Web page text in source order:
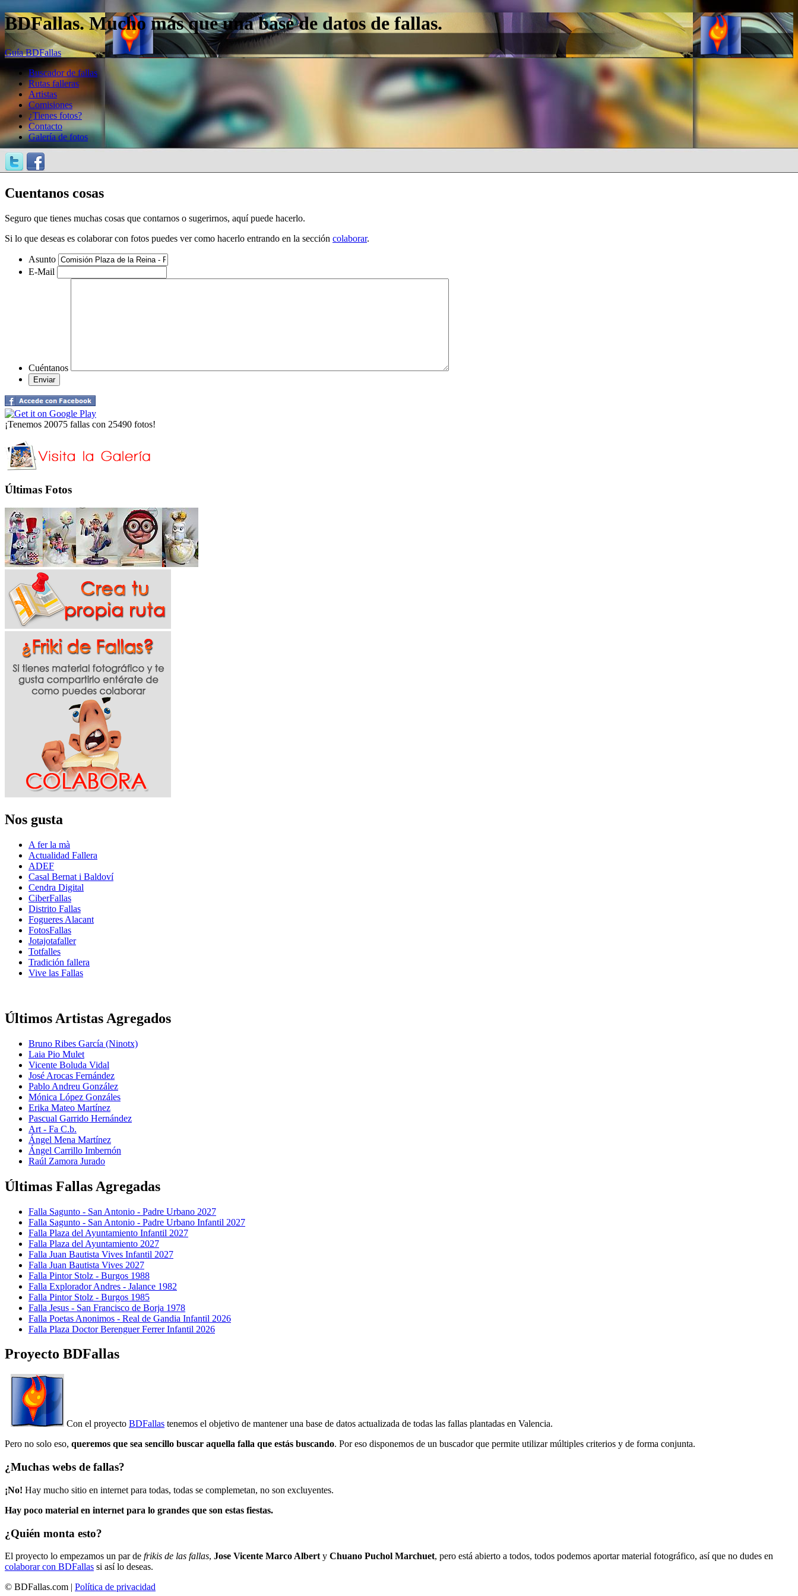
BDFallas. Mucho más que una base de datos de fallas.
Guía BDFallas
Buscador de fallas
Rutas falleras
Artistas
Comisiones
¿Tienes fotos?
Contacto
Galería de fotos
Cuentanos cosas
Seguro que tienes muchas cosas que contarnos o sugerirnos, aquí puede hacerlo.
Si lo que deseas es colaborar con fotos puedes ver como hacerlo entrando en la sección colaborar.
Asunto
E-Mail
Cuéntanos
¡Tenemos 20075 fallas con 25490 fotos!
Últimas Fotos
Nos gusta
A fer la mà
Actualidad Fallera
ADEF
Casal Bernat i Baldoví
Cendra Digital
CiberFallas
Distrito Fallas
Fogueres Alacant
FotosFallas
Jotajotafaller
Totfalles
Tradición fallera
Vive las Fallas
Últimos Artistas Agregados
Bruno Ribes García (Ninotx)
Laia Pio Mulet
Vicente Boluda Vidal
José Arocas Fernández
Pablo Andreu González
Mónica López Gonzáles
Erika Mateo Martínez
Pascual Garrido Hernández
Art - Fa C.b.
Ángel Mena Martínez
Ángel Carrillo Imbernón
Raúl Zamora Jurado
Últimas Fallas Agregadas
Falla Sagunto - San Antonio - Padre Urbano 2027
Falla Sagunto - San Antonio - Padre Urbano Infantil 2027
Falla Plaza del Ayuntamiento Infantil 2027
Falla Plaza del Ayuntamiento 2027
Falla Juan Bautista Vives Infantil 2027
Falla Juan Bautista Vives 2027
Falla Pintor Stolz - Burgos 1988
Falla Explorador Andres - Jalance 1982
Falla Pintor Stolz - Burgos 1985
Falla Jesus - San Francisco de Borja 1978
Falla Poetas Anonimos - Real de Gandia Infantil 2026
Falla Plaza Doctor Berenguer Ferrer Infantil 2026
Proyecto BDFallas
Con el proyecto BDFallas tenemos el objetivo de mantener una base de datos actualizada de todas las fallas plantadas en Valencia.
Pero no solo eso, queremos que sea sencillo buscar aquella falla que estás buscando. Por eso disponemos de un buscador que permite utilizar múltiples criterios y de forma conjunta.
¿Muchas webs de fallas?
¡No! Hay mucho sitio en internet para todas, todas se complemetan, no son excluyentes.
Hay poco material en internet para lo grandes que son estas fiestas.
¿Quién monta esto?
El proyecto lo empezamos un par de frikis de las fallas, Jose Vicente Marco Albert y Chuano Puchol Marchuet, pero está abierto a todos, todos podemos aportar material fotográfico, así que no dudes en
colaborar con BDFallas si así lo deseas.
© BDFallas.com | Política de privacidad